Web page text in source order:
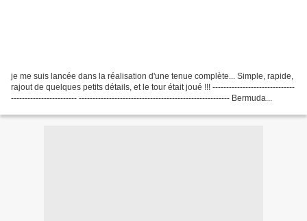
je me suis lancée dans la réalisation d'une tenue complète... Simple, rapide,
rajout de quelques petits détails, et le tour était joué !!! ------------------------------
------------------------ ------------------------------------------------------- Bermuda...